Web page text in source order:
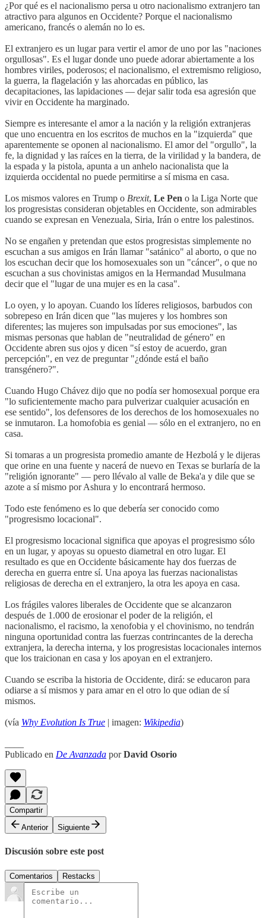
¿Por qué es el nacionalismo persa u otro nacionalismo extranjero tan
atractivo para algunos en Occidente? Porque el nacionalismo
americano, francés o alemán no lo es.
El extranjero es un lugar para vertir el amor de uno por las "naciones
orgullosas". Es el lugar donde uno puede adorar abiertamente a los
hombres viriles, poderosos; el nacionalismo, el extremismo religioso,
la guerra, la flagelación y las ahorcadas en público, las
decapitaciones, las lapidaciones — dejar salir toda esa agresión que
vivir en Occidente ha marginado.
Siempre es interesante el amor a la nación y la religión extranjeras
que uno encuentra en los escritos de muchos en la "izquierda" que
aparentemente se oponen al nacionalismo. El amor del "orgullo", la
fe, la dignidad y las raíces en la tierra, de la virilidad y la bandera, de
la espada y la pistola, apunta a un anhelo nacionalista que la
izquierda occidental no puede permitirse a sí misma en casa.
Los mismos valores en Trump o Brexit, Le Pen o la Liga Norte que
los progresistas consideran objetables en Occidente, son admirables
cuando se expresan en Venezuala, Siria, Irán o entre los palestinos.
No se engañen y pretendan que estos progresistas simplemente no
escuchan a sus amigos en Irán llamar "satánico" al aborto, o que no
los escuchan decir que los homosexuales son un "cáncer", o que no
escuchan a sus chovinistas amigos en la Hermandad Musulmana
decir que el "lugar de una mujer es en la casa".
Lo oyen, y lo apoyan. Cuando los líderes religiosos, barbudos con
sobrepeso en Irán dicen que "las mujeres y los hombres son
diferentes; las mujeres son impulsadas por sus emociones", las
mismas personas que hablan de "neutralidad de género" en
Occidente abren sus ojos y dicen "sí estoy de acuerdo, gran
percepción", en vez de preguntar "¿dónde está el baño
transgénero?".
Cuando Hugo Chávez dijo que no podía ser homosexual porque era
"lo suficientemente macho para pulverizar cualquier acusación en
ese sentido", los defensores de los derechos de los homosexuales no
se inmutaron. La homofobia es genial — sólo en el extranjero, no en
casa.
Si tomaras a un progresista promedio amante de Hezbolá y le dijeras
que orine en una fuente y nacerá de nuevo en Texas se burlaría de la
"religión ignorante" — pero llévalo al valle de Beka'a y dile que se
azote a sí mismo por Ashura y lo encontrará hermoso.
Todo este fenómeno es lo que debería ser conocido como
"progresismo locacional".
El progresismo locacional significa que apoyas el progresismo sólo
en un lugar, y apoyas su opuesto diametral en otro lugar. El
resultado es que en Occidente básicamente hay dos fuerzas de
derecha en guerra entre sí. Una apoya las fuerzas nacionalistas
religiosas de derecha en el extranjero, la otra les apoya en casa.
Los frágiles valores liberales de Occidente que se alcanzaron
después de 1.000 de erosionar el poder de la religión, el
nacionalismo, el racismo, la xenofobia y el chovinismo, no tendrán
ninguna oportunidad contra las fuerzas contrincantes de la derecha
extranjera, la derecha interna, y los progresistas locacionales internos
que los traicionan en casa y los apoyan en el extranjero.
Cuando se escriba la historia de Occidente, dirá: se educaron para
odiarse a sí mismos y para amar en el otro lo que odian de sí
mismos.
(vía Why Evolution Is True | imagen: Wikipedia)
Publicado en De Avanzada porDavid Osorio
Compartir
Anterior
Siguiente
Discusión sobre este post
Comentarios Restacks